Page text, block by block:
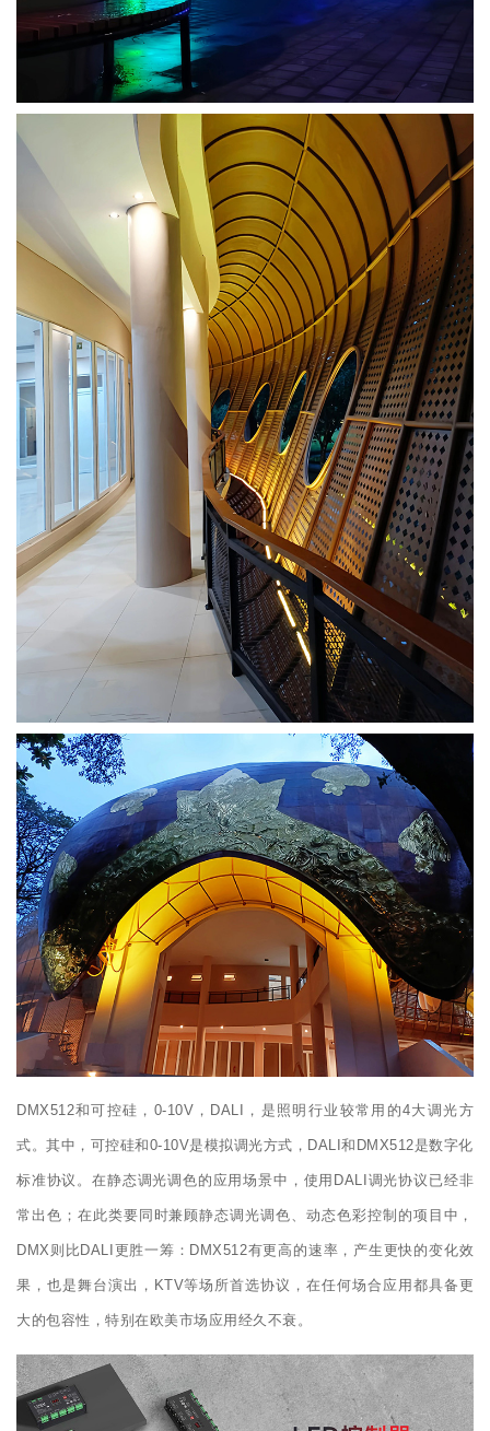
DMX512和可控硅，0-10V，DALI，是照明行业较常用的4大调光方
式。其中，可控硅和0-10V是模拟调光方式，DALI和DMX512是数字化
标准协议。在静态调光调色的应用场景中，使用DALI调光协议已经非
常出色；在此类要同时兼顾静态调光调色、动态色彩控制的项目中，
DMX则比DALI更胜一筹：DMX512有更高的速率，产生更快的变化效
果，也是舞台演出，KTV等场所首选协议，在任何场合应用都具备更
大的包容性，特别在欧美市场应用经久不衰。